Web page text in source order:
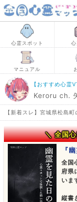
心霊スポット
マニュアル
【おすすめ心霊
Keroru ch.
【新着スレ】宮城県松島
＼ 全国
『
全国
府県
いま
縦書